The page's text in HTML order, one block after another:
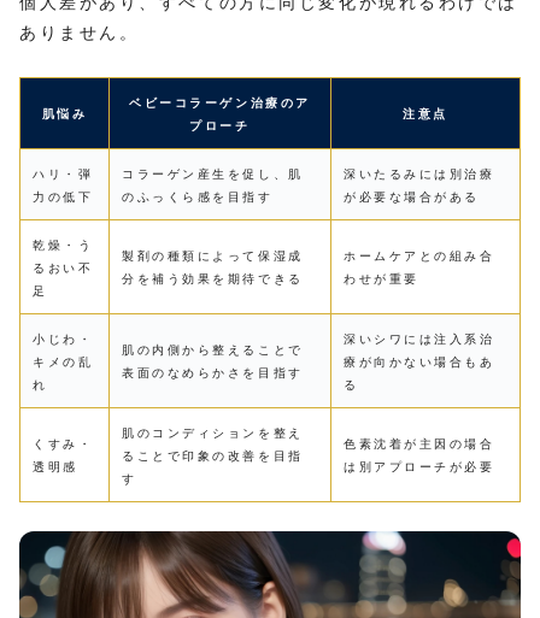
ありません。
肌悩み
ベビーコラーゲン治療のア
プローチ
注意点
ハリ・弾
力の低下
コラーゲン産生を促し、肌
のふっくら感を目指す
深いたるみには別治療
が必要な場合がある
乾燥・う
るおい不
足
製剤の種類によって保湿成
分を補う効果を期待できる
ホームケアとの組み合
わせが重要
小じわ・
キメの乱
れ
肌の内側から整えることで
表面のなめらかさを目指す
深いシワには注入系治
療が向かない場合もあ
る
くすみ・
透明感
肌のコンディションを整え
ることで印象の改善を目指
す
色素沈着が主因の場合
は別アプローチが必要